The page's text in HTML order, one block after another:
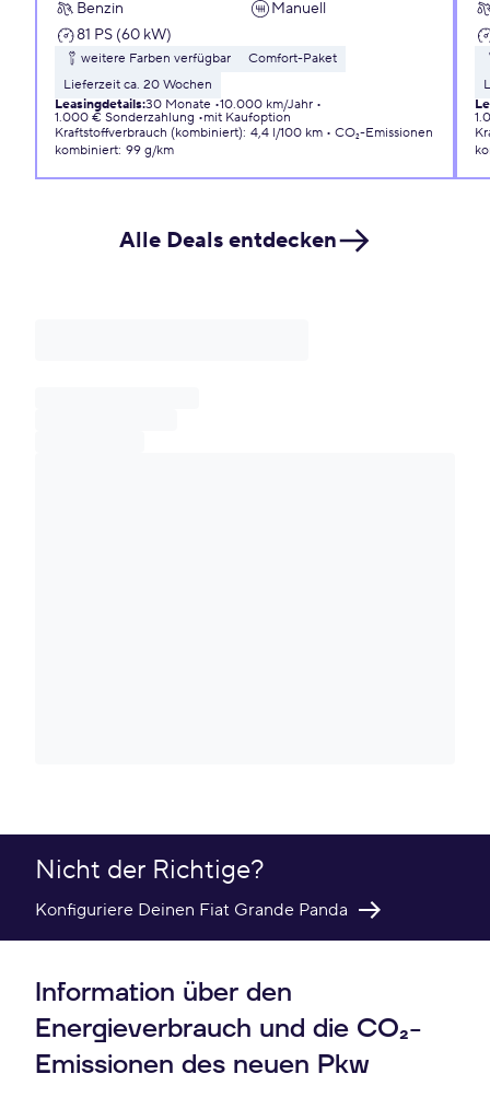
Benzin
Manuell
81 PS (60 kW)
weitere Farben verfügbar
Comfort-Paket
Lieferzeit ca. 20 Wochen
Leasingdetails:30 Monate 10.000 km/Jahr
1.000 € Sonderzahlung
mit Kaufoption
Kraftstoffverbrauch (kombiniert): 4,4 l/100 km
CO₂-Emissionen
kombiniert: 99 g/km
Alle Deals entdecken
Nicht der Richtige?
Konfiguriere Deinen Fiat Grande Panda
Information über den
Energieverbrauch und die CO₂-
Emissionen des neuen Pkw